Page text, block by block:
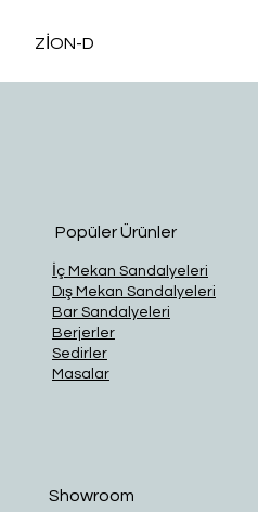
ZİON-D
Showroom
Popüler Ürünler
İç Mekan Sandalyeleri
Dış Mekan Sandalyeleri
Bar Sandalyeleri
Berjerler
Sedirler
Masalar